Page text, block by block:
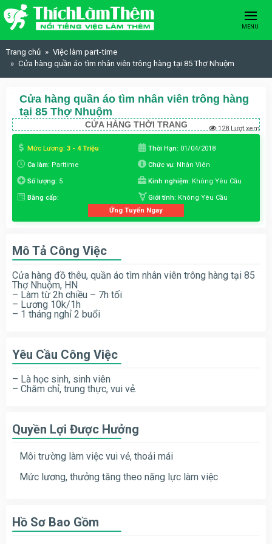
Skip to content
MENU
Trang chủ
Việc làm part-time
Cửa hàng quần áo tìm nhân viên trông hàng tại 85 Thợ Nhuộm
Cửa hàng quần áo tìm nhân viên trông hàng
tại 85 Thợ Nhuộm
CỬA HÀNG THỜI TRANG 128 Lượt xem
Mức Lương: 3 - 4 Triệu Thời Hạn: 01/04/2018
Ca làm: Parttime Chức vụ: Nhân Viên
Số lượng: 5 Kinh nghiệm: Không Yêu Cầu
Bằng cấp: Giới tính: Không Yêu Cầu
Ứng Tuyển Ngay
Mô Tả Công Việc
Cửa hàng đồ thêu, quần áo tìm nhân viên trông hàng tại 85
Thợ Nhuộm, HN
– Làm từ 2h chiều – 7h tối
– Lương 10k/1h
– 1 tháng nghỉ 2 buổi
Yêu Cầu Công Việc
– Là học sinh, sinh viên
– Chăm chỉ, trung thực, vui vẻ.
Quyền Lợi Được Hưởng
Môi trường làm việc vui vẻ, thoải mái
Mức lương, thưởng tăng theo năng lực làm việc
Hồ Sơ Bao Gồm